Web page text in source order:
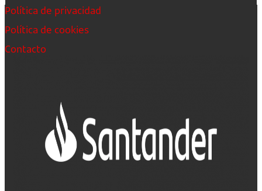
Política de privacidad
Política de cookies
Contacto